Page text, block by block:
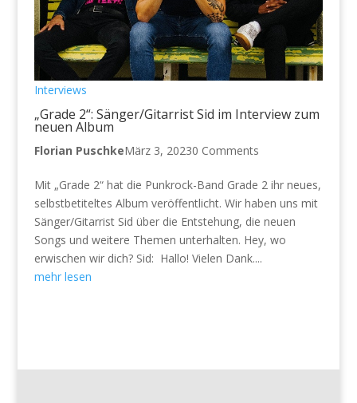
Interviews
„Grade 2“: Sänger/Gitarrist Sid im Interview zum
neuen Album
Florian PuschkeMärz 3, 20230 Comments
Mit „Grade 2“ hat die Punkrock-Band Grade 2 ihr neues,
selbstbetiteltes Album veröffentlicht. Wir haben uns mit
Sänger/Gitarrist Sid über die Entstehung, die neuen
Songs und weitere Themen unterhalten. Hey, wo
erwischen wir dich? Sid: Hallo! Vielen Dank....
mehr lesen